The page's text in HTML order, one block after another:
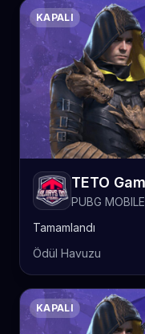
KAPALI
PUBG MOBILE
Tamamlandı
Ödül Havuzu
KAPALI